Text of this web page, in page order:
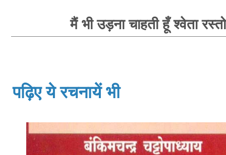
मैं भी उड़ना चाहती हूँ श्वेता
पढ़िए ये रचनायें भी